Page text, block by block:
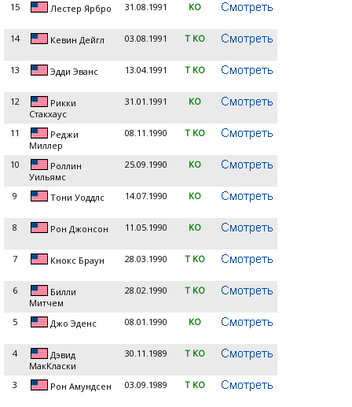
15 Лестер Ярбро 31.08.1991 KO
14 Кевин Дейгл 03.08.1991 T KO
13 Эдди Эванс 13.04.1991 T KO
12
Рикки
Стакхаус
31.01.1991 KO
11
Реджи
Миллер
08.11.1990 T KO
10
Роллин
Уильямс
25.09.1990 KO
9 Тони Уоддлс 14.07.1990 KO
8 Рон Джонсон 11.05.1990 KO
7 Кнокс Браун 28.03.1990 T KO
6
Билли
Митчем
28.02.1990 T KO
5 Джо Эденс 08.01.1990 KO
4
Дэвид
МакКласки
30.11.1989 T KO
3 Рон Амундсен 03.09.1989 T KO